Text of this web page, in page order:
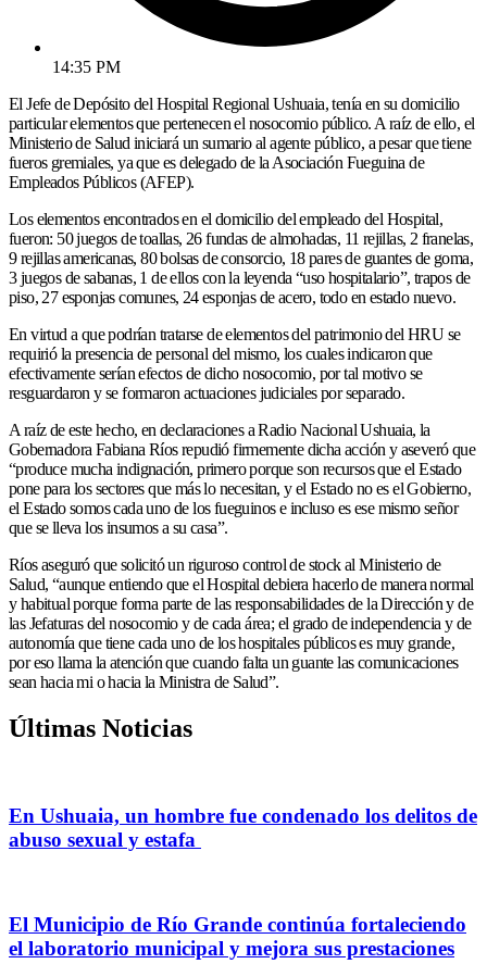
14:35 PM
El Jefe de Depósito del Hospital Regional Ushuaia, tenía en su domicilio
particular elementos que pertenecen el nosocomio público. A raíz de ello, el
Ministerio de Salud iniciará un sumario al agente público, a pesar que tiene
fueros gremiales, ya que es delegado de la Asociación Fueguina de
Empleados Públicos (AFEP).
Los elementos encontrados en el domicilio del empleado del Hospital,
fueron: 50 juegos de toallas, 26 fundas de almohadas, 11 rejillas, 2 franelas,
9 rejillas americanas, 80 bolsas de consorcio, 18 pares de guantes de goma,
3 juegos de sabanas, 1 de ellos con la leyenda “uso hospitalario”, trapos de
piso, 27 esponjas comunes, 24 esponjas de acero, todo en estado nuevo.
En virtud a que podrían tratarse de elementos del patrimonio del HRU se
requirió la presencia de personal del mismo, los cuales indicaron que
efectivamente serían efectos de dicho nosocomio, por tal motivo se
resguardaron y se formaron actuaciones judiciales por separado.
A raíz de este hecho, en declaraciones a Radio Nacional Ushuaia, la
Gobernadora Fabiana Ríos repudió firmemente dicha acción y aseveró que
“produce mucha indignación, primero porque son recursos que el Estado
pone para los sectores que más lo necesitan, y el Estado no es el Gobierno,
el Estado somos cada uno de los fueguinos e incluso es ese mismo señor
que se lleva los insumos a su casa”.
Ríos aseguró que solicitó un riguroso control de stock al Ministerio de
Salud, “aunque entiendo que el Hospital debiera hacerlo de manera normal
y habitual porque forma parte de las responsabilidades de la Dirección y de
las Jefaturas del nosocomio y de cada área; el grado de independencia y de
autonomía que tiene cada uno de los hospitales públicos es muy grande,
por eso llama la atención que cuando falta un guante las comunicaciones
sean hacia mi o hacia la Ministra de Salud”.
Últimas Noticias
En Ushuaia, un hombre fue condenado los delitos de
abuso sexual y estafa
El Municipio de Río Grande continúa fortaleciendo
el laboratorio municipal y mejora sus prestaciones